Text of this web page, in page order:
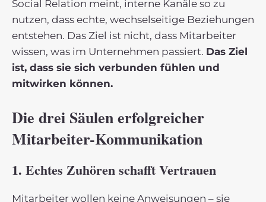
Social Relation meint, interne Kanäle so zu
nutzen, dass echte, wechselseitige Beziehungen
entstehen. Das Ziel ist nicht, dass Mitarbeiter
wissen, was im Unternehmen passiert. Das Ziel
ist, dass sie sich verbunden fühlen und
mitwirken können.
Die drei Säulen erfolgreicher
Mitarbeiter-Kommunikation
1. Echtes Zuhören schafft Vertrauen
Mitarbeiter wollen keine Anweisungen – sie